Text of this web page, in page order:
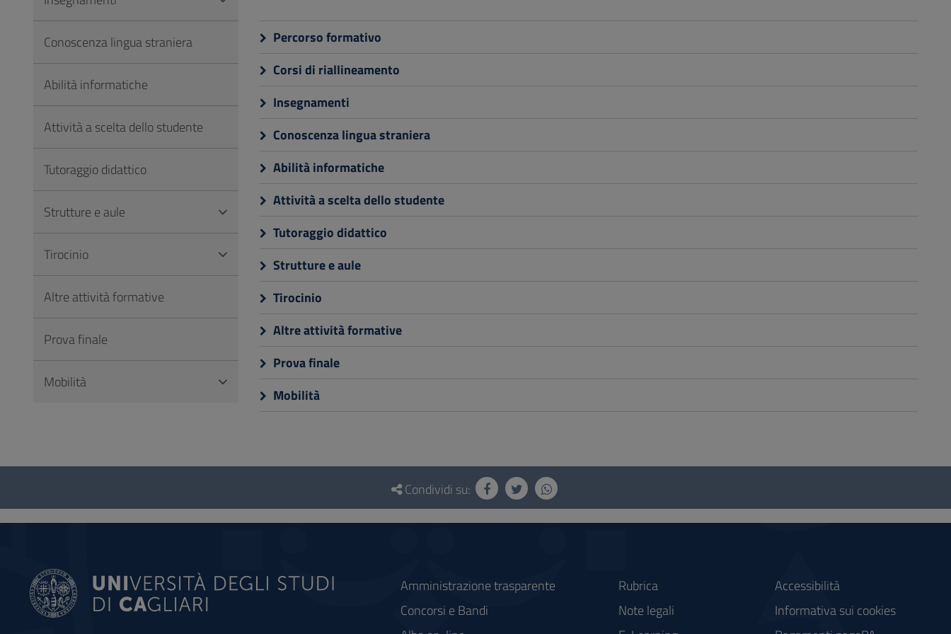
Footer
Percorso formativo
Corsi di riallineamento
Insegnamenti
Conoscenza lingua straniera
Abilità informatiche
Attività a scelta dello studente
Tutoraggio didattico
Strutture e aule
Tirocinio
Altre attività formative
Prova finale
Mobilità
Conoscenza lingua straniera
Abilità informatiche
Attività a scelta dello studente
Tutoraggio didattico
Strutture e aule
Tirocinio
Altre attività formative
Prova finale
Mobilità
Questionario
social
Condividi su:
Amministrazione trasparente
Concorsi e Bandi
Rubrica
Note legali
Accessibilità
Informativa sui cookies